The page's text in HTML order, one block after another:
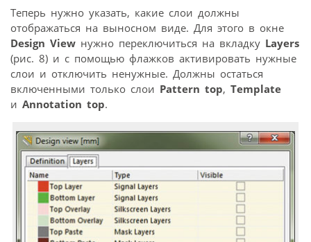
Теперь нужно указать, какие слои должны
отображаться на выносном виде. Для этого в окне
Design View нужно переключиться на вкладку Layers
(рис. 8) и с помощью флажков активировать нужные
слои и отключить ненужные. Должны остаться
включенными только слои Pattern top, Template
и Annotation top.